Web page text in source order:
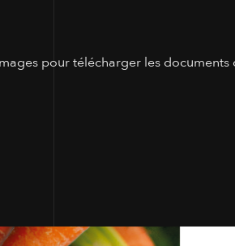
pour télécharger les